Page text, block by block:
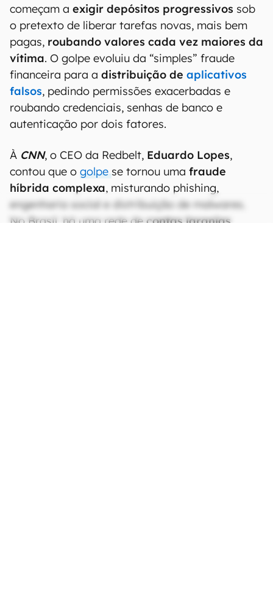
começam a exigir depósitos progressivos sob
o pretexto de liberar tarefas novas, mais bem
pagas, roubando valores cada vez maiores da
vítima. O golpe evoluiu da “simples” fraude
financeira para a distribuição de aplicativos
falsos, pedindo permissões exacerbadas e
roubando credenciais, senhas de banco e
autenticação por dois fatores.
À CNN, o CEO da Redbelt, Eduardo Lopes,
contou que o golpe se tornou uma fraude
híbrida complexa, misturando phishing,
engenharia social e distribuição de malwares.
No Brasil, há uma rede decontas laranjas